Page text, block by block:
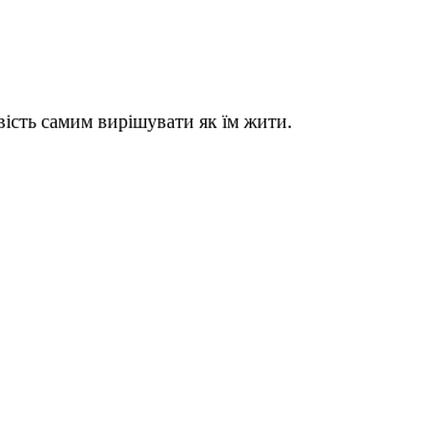
самим вирішувати як їм жити.